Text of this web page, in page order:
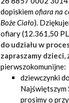
dopiskiemofiara na
Boże Ciało).
ofiary (12.361,50
do udziału w
zapraszamy dzieci,
pierwszokomunijne:
dziewczynki
Najświętszym
prosimy o